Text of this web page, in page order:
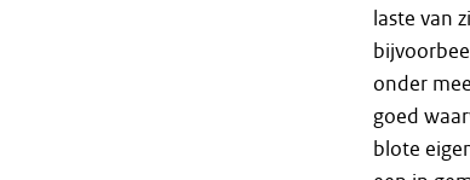
laste van
onder
goed
blote